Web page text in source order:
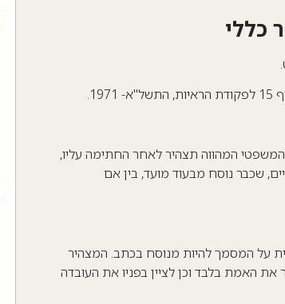
כללי
לפקודת הראיות, התשל"א- 1971.
המהווה תצהיר לאחר החתימה עליו,
שכבר נוסח מבעוד מועד, בין אם
על המסמך להיות מנוסח בכתב. המצהיר
האמת בלבד וכן לציין בפניו את העובדה